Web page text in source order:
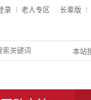
录 老人专区 长辈版